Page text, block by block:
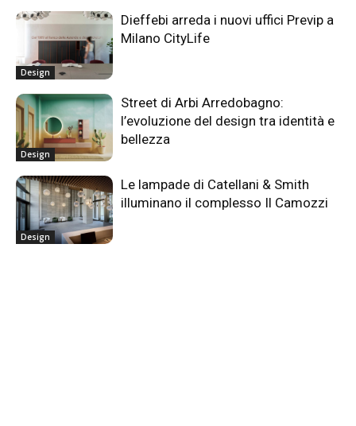
Design
Dieffebi arreda i nuovi uffici Previp a
Milano CityLife
Design
Street di Arbi Arredobagno:
l’evoluzione del design tra identità e
bellezza
Design
Le lampade di Catellani & Smith
illuminano il complesso Il Camozzi